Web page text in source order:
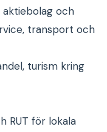
aktiebolag och
transport och
turism kring
RUT för lokala